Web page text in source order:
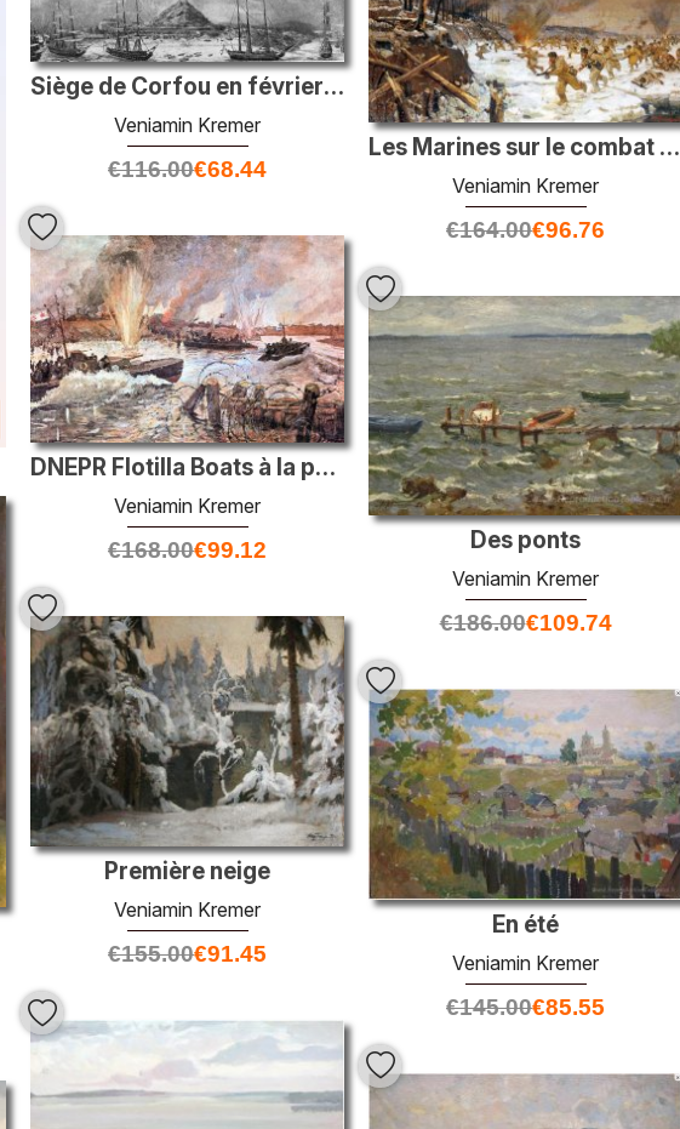
Siège de Corfou en février 1799
Veniamin Kremer
€116.00€68.44
Les Marines sur le combat au front de Leningrad en janvier 1941
Veniamin Kremer
€164.00€96.76
DNEPR Flotilla Boats à la périphérie de la ville de Pinsk
Veniamin Kremer
€168.00€99.12 Des ponts
Veniamin Kremer
€186.00€109.74
Première neige
Veniamin Kremer
€155.00€91.45
En été
Veniamin Kremer
€145.00€85.55